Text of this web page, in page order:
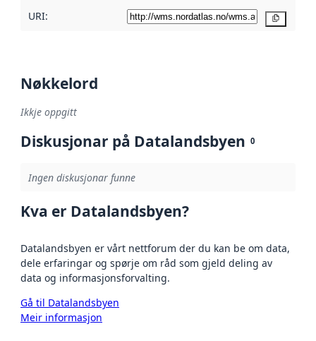
URI:
Nøkkelord
Ikkje oppgitt
Diskusjonar på Datalandsbyen 0
Ingen diskusjonar funne
Kva er Datalandsbyen?
Datalandsbyen er vårt nettforum der du kan be om data,
dele erfaringar og spørje om råd som gjeld deling av
data og informasjonsforvalting.
Gå til Datalandsbyen
Meir informasjon